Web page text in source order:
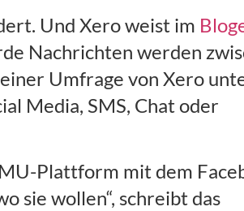
Und Xero weist im
Nachrichten werden
Umfrage von Xero
Media, SMS, Chat oder
Plattform mit dem
sie wollen“, schreibt das